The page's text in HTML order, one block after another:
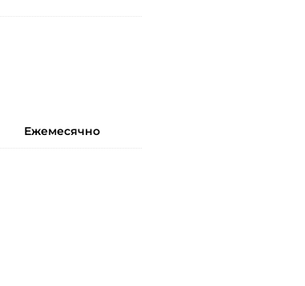
Ежемесячно